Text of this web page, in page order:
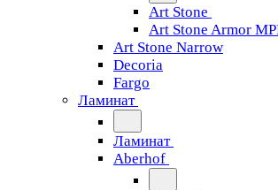
Art Stone
Art Stone Armor
Art Stone Narrow
Decoria
Fargo
Ламинат
Ламинат
Aberhof